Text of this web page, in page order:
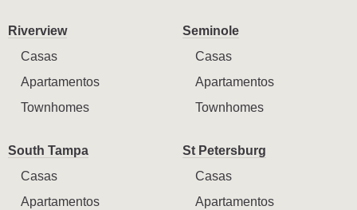
Riverview
Casas
Apartamentos
Townhomes
Seminole
Casas
Apartamentos
Townhomes
South Tampa
Casas
Apartamentos
St Petersburg
Casas
Apartamentos